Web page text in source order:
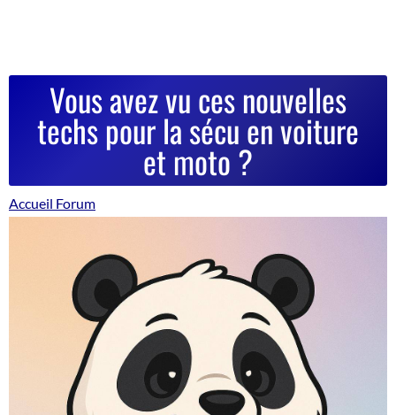
Vous avez vu ces nouvelles
techs pour la sécu en voiture
et moto ?
Accueil Forum